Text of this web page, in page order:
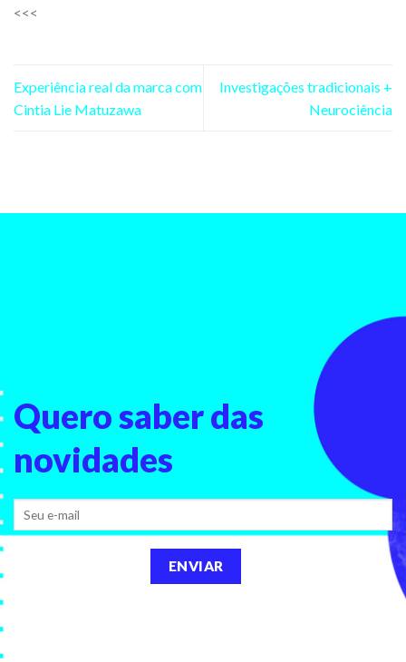
<<<
Experiência real da marca com
Cintia Lie Matuzawa
Investigações tradicionais +
Neurociência
Quero saberdas
novidades